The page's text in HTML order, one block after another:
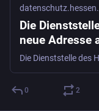
Die
neue Adresse
0 2